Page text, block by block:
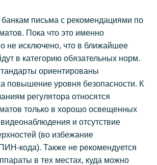
письма с рекомендациями по
Пока что это именно
не исключено, что в ближайшее
в категорию обязательных норм.
ориентированы
повышение уровня безопасности. К
регулятора относятся
только в хорошо освещенных
и отсутствие
(во избежание
кода). Также не рекомендуется
в тех местах, куда можно